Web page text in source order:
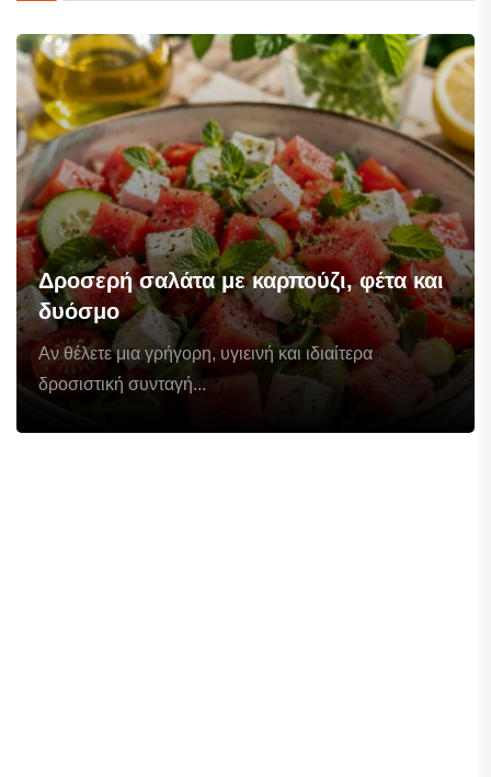
Δροσερή σαλάτα με καρπούζι, φέτα και
δυόσμο
Αν θέλετε μια γρήγορη, υγιεινή και ιδιαίτερα
δροσιστική συνταγή...